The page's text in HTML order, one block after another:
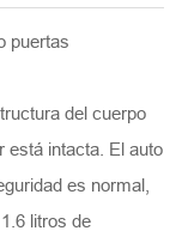
puertas
del cuerpo
está intacta. El auto
es normal,
litros de